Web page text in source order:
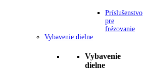
Príslušenstvo
pre
frézovanie
Vybavenie dielne
Vybavenie
dielne